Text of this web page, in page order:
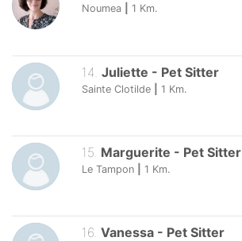
Noumea 1 Km.
14 Juliette - Pet Sitter
Sainte Clotilde 1 Km.
15 Marguerite - Pet Sitter
Le Tampon 1 Km.
16 Vanessa - Pet Sitter